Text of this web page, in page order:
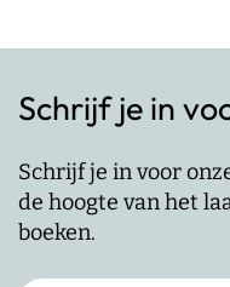
Schrijf je in
Schrijf je in voor
de hoogte van het
boeken.